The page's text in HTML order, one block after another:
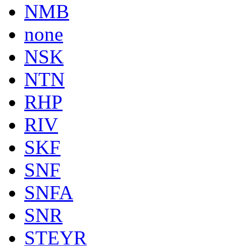
NMB
none
NSK
NTN
RHP
RIV
SKF
SNF
SNFA
SNR
STEYR